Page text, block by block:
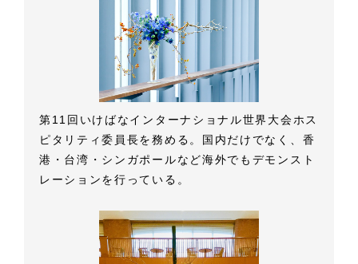
第11回いけばなインターナショナル世界大会ホス
ピタリティ委員長を務める。国内だけでなく、香
港・台湾・シンガポールなど海外でもデモンスト
レーションを行っている。